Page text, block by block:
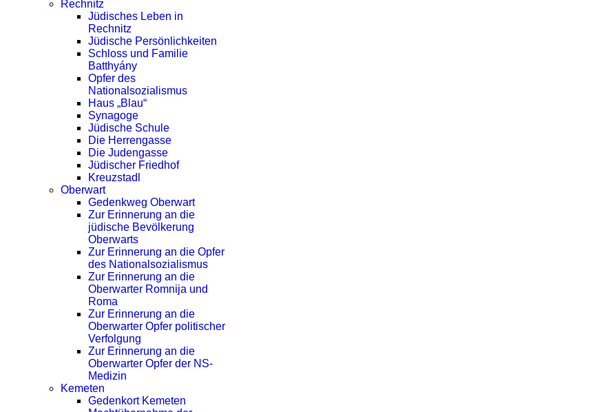
Rechnitz
Jüdisches Leben in
Rechnitz
Jüdische Persönlichkeiten
Schloss und Familie
Batthyány
Opfer des
Nationalsozialismus
Haus „Blau“
Synagoge
Jüdische Schule
Die Herrengasse
Die Judengasse
Jüdischer Friedhof
Kreuzstadl
Oberwart
Gedenkweg Oberwart
Zur Erinnerung an die
jüdische Bevölkerung
Oberwarts
Zur Erinnerung an die Opfer
des Nationalsozialismus
Zur Erinnerung an die
Oberwarter Romnija und
Roma
Zur Erinnerung an die
Oberwarter Opfer politischer
Verfolgung
Zur Erinnerung an die
Oberwarter Opfer der NS-
Medizin
Kemeten
Gedenkort Kemeten